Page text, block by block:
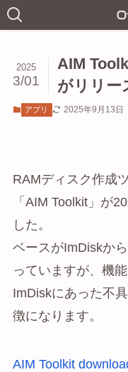
AIM
がリリー
2025
3/01
アプリ 2025年9月13日
RAMディスク作成
「AIM Toolkit」が
した。
ベースがImDiskか
っていますが、機
ImDiskにあった不
徴になります。
AIM Toolkit